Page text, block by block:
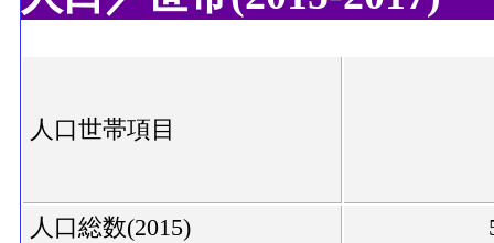
人口世帯項目
人口総数(2015)